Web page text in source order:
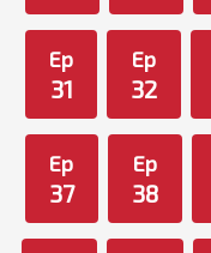
Ep
31
Ep
32
Ep
37
Ep
38